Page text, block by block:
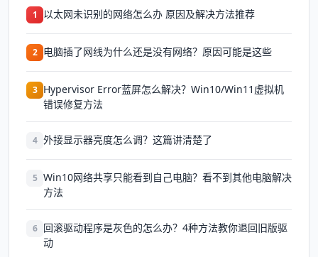
1 以太网未识别的网络怎么办 原因及解决方法推荐
2 电脑插了网线为什么还是没有网络？原因可能是这些
3 Hypervisor Error蓝屏怎么解决？Win10/Win11虚拟机
错误修复方法
4 外接显示器亮度怎么调？这篇讲清楚了
5 Win10网络共享只能看到自己电脑？看不到其他电脑解决
方法
6 回滚驱动程序是灰色的怎么办？4种方法教你退回旧版驱
动